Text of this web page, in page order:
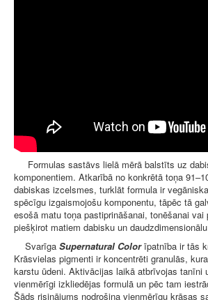
Formulas sastāvs lielā mērā balstīts uz
komponentiem. Atkarībā no konkrētā toņa
dabiskas izcelsmes, turklāt formula ir
spēcīgu izgaismojošu komponentu, tāpēc tā
esošā matu toņa pastiprināšanai, tonēšanai vai
piešķirot matiem dabisku un
Svarīga Supernatural Colorīpatnība ir tās
Krāsvielas pigmenti ir koncentrēti granulās,
karstu ūdeni. Aktivācijas laikā atbrīvojas tanīni
vienmērīgi izkliedējas formulā un pēc tam
Šāds risinājums nodrošina vienmērīgu krāsas